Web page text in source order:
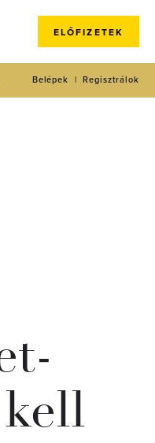
ELŐFIZETEK
Regisztrálok
Belépek